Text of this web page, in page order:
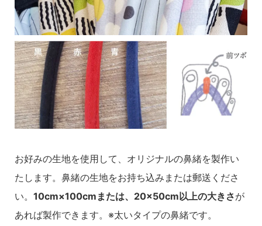
お好みの生地を使用して、オリジナルの鼻緒を製作い
たします。鼻緒の生地をお持ち込みまたは郵送くださ
い。 10cm×100cmまたは、20×50cm以上の大きさが
あれば製作できます。※太いタイプの鼻緒です。